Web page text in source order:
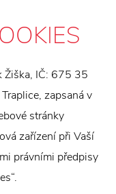
Žiška, IČ: 675 35
zapsaná v
stránky
zařízení při Vaší
právními předpisy